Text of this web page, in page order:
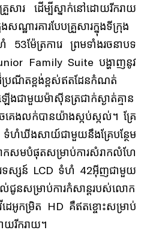
រួសារ ដើម្បីស្នាក់នៅដោយរីករាយ
ឋារគារបែបគ្រួសារក្នុងទីក្រុង
ម៉ែត្រការេ ព្រមទាំងរចនាបទ
Family Suite បង្ហាញនូវ
រណីតខ្ពង់ខ្ពស់ឥតដែនកំណត់
ើងជាមួយម៉ាស៊ីនត្រជាក់ស្ងាត់គ្មាន
គេងលក់បានយ៉ាងស្កប់ស្កល់។ គ្រែ
ហំឃីងសាយ៍ជាមួយនឹងគ្រែបន្ថែម
សមបំផុតសម្រាប់ការសំរាកលំហែ
ទស្សន៍ LCD ទំហំ 42អ៊ីញជាមួយ
ល់ជូនសម្រាប់ការកំសាន្តរបស់លោក
ដេអូកម្រិត HD គឺឥតខ្ចោះសម្រាប់
យរីករាយ។